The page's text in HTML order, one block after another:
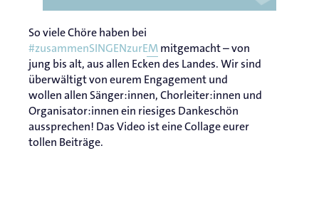
So viele Chöre haben bei
#zusammenSINGENzurEMmitgemacht – von
jung bis alt, aus allen Ecken des Landes. Wir sind
überwältigt von eurem Engagement und
wollen allen Sänger:innen, Chorleiter:innen und
Organisator:innen ein riesiges Dankeschön
aussprechen! Das Video ist eine Collage eurer
tollen Beiträge.